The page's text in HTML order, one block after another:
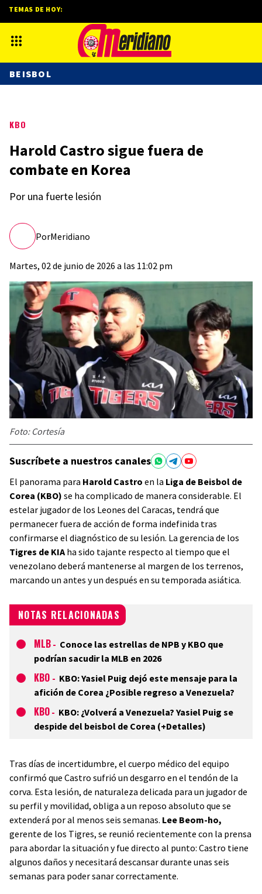
KBO
Harold Castro sigue fuera de
combate en Korea
Por una fuerte lesión
PorMeridiano
Martes, 02 de junio de 2026 a las 11:02 pm
Foto: Cortesía
Suscríbete a nuestros canales
El panorama para Harold Castro en la Liga de Beisbol de
Corea (KBO) se ha complicado de manera considerable. El
estelar jugador de los Leones del Caracas, tendrá que
permanecer fuera de acción de forma indefinida tras
confirmarse el diagnóstico de su lesión. La gerencia de los
Tigres de KIAha sido tajante respecto al tiempo que el
venezolano deberá mantenerse al margen de los terrenos,
marcando un antes y un después en su temporada asiática.
NOTAS RELACIONADAS
MLB - Conoce las estrellas de NPB y KBO que
podrían sacudir la MLB en 2026
KBO - KBO: Yasiel Puig dejó este mensaje para la
afición de Corea ¿Posible regreso a Venezuela?
KBO - KBO: ¿Volverá a Venezuela? Yasiel Puig se
despide del beisbol de Corea (+Detalles)
Tras días de incertidumbre, el cuerpo médico del equipo
confirmó que Castro sufrió un desgarro en el tendón de la
corva. Esta lesión, de naturaleza delicada para un jugador de
su perfil y movilidad, obliga a un reposo absoluto que se
extenderá por al menos seis semanas. Lee Beom-ho,
gerente de los Tigres, se reunió recientemente con la prensa
para abordar la situación y fue directo al punto: Castro tiene
algunos daños y necesitará descansar durante unas seis
semanas para poder sanar correctamente.
TEMAS DE HOY:
BEISBOL